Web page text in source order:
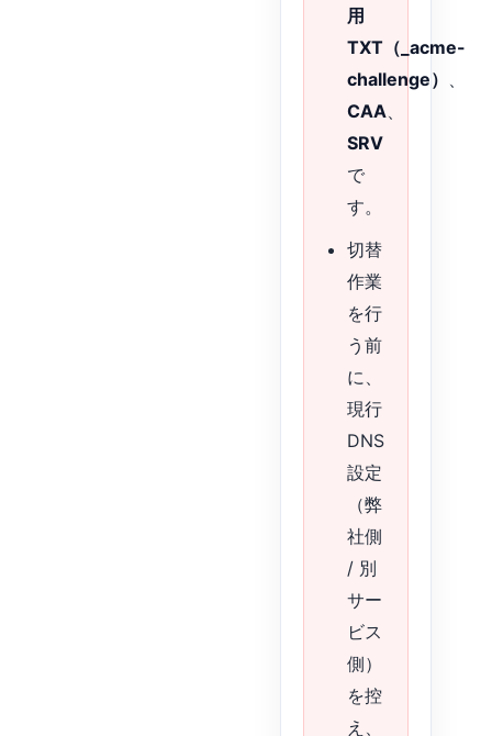
用
TXT（_acme-
challenge） 、
CAA、
SRV
で
す。
切替
作業
を行
う前
に、
現行
DNS
設定
（弊
社側
/ 別
サー
ビス
側）
を控
え、